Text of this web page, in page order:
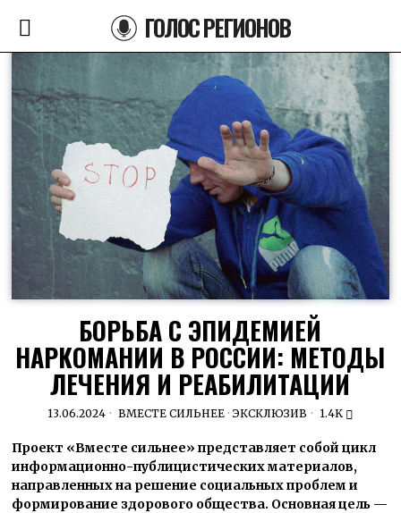
ГОЛОС РЕГИОНОВ
БОРЬБА С ЭПИДЕМИЕЙ
НАРКОМАНИИ В РОССИИ: МЕТОДЫ
ЛЕЧЕНИЯ И РЕАБИЛИТАЦИИ
13.06.2024 ВМЕСТЕ СИЛЬНЕЕ · ЭКСКЛЮЗИВ 1.4K
Проект «Вместе сильнее» представляет собой цикл
информационно-публицистических материалов,
направленных на решение социальных проблем и
формирование здорового общества. Основная цель —